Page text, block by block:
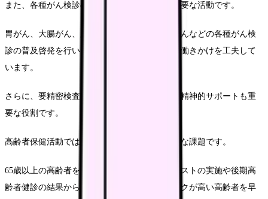
また、各種がん検診の受診勧奨や事後指導も重要な活動です。
胃がん、大腸がん、肺がん、乳がん、子宮頸がんなどの各種がん検
診の普及啓発を行い、特に受診率の低い層への働きかけを工夫して
います。
さらに、要精密検査となった方への受診勧奨や精神的サポートも重
要な役割です。
高齢者保健活動では、介護予防の推進が中心的な課題です。
65歳以上の高齢者を対象とした基本チェックリストの実施や後期高
齢者健診の結果から、フレイル（虚弱）のリスクが高い高齢者を早